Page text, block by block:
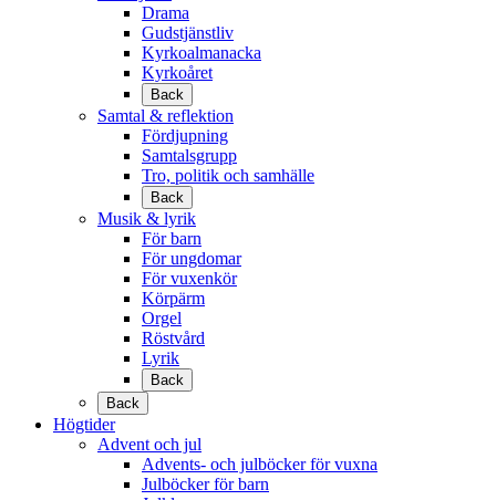
Drama
Gudstjänstliv
Kyrkoalmanacka
Kyrkoåret
Back
Samtal & reflektion
Fördjupning
Samtalsgrupp
Tro, politik och samhälle
Back
Musik & lyrik
För barn
För ungdomar
För vuxenkör
Körpärm
Orgel
Röstvård
Lyrik
Back
Back
Högtider
Advent och jul
Advents- och julböcker för vuxna
Julböcker för barn